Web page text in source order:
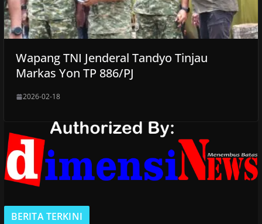
Wapang TNI Jenderal Tandyo Tinjau
Markas Yon TP 886/PJ
2026-02-18
BERITA TERKINI